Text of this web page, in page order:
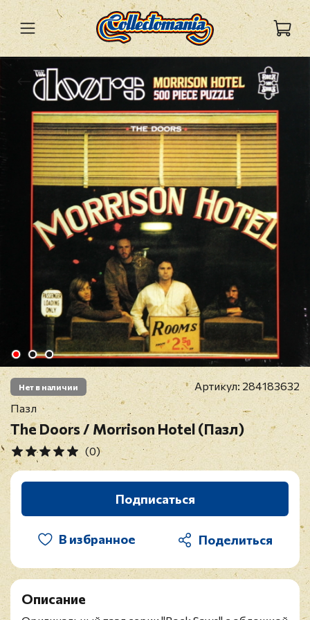
Нет в наличии Артикул: 284183632
Пазл
The Doors / Morrison Hotel (Пазл)
(0)
Подписаться
В избранное
Описание